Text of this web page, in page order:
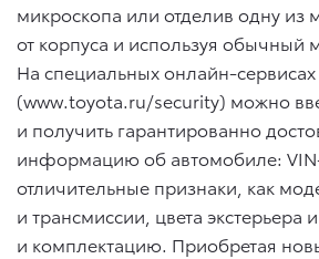
микроскопа или отделив одну из
от корпуса и используя обычный
На специальных онлайн-сервисах
(www.toyota.ru/security) можно
и получить гарантированно
информацию об автомобиле:
отличительные признаки, как
и трансмиссии, цвета экстерьера
и комплектацию. Приобретая